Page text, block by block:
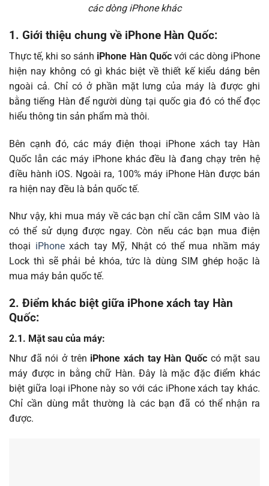
các dòng iPhone khác
1. Giới thiệu chung về iPhone Hàn Quốc:
Thực tế, khi so sánh iPhone Hàn Quốcvới các dòng iPhone
hiện nay không có gì khác biệt về thiết kế kiểu dáng bên
ngoài cả. Chỉ có ở phần mặt lưng của máy là được ghi
bằng tiếng Hàn để người dùng tại quốc gia đó có thể đọc
hiểu thông tin sản phẩm mà thôi.
Bên cạnh đó, các máy điện thoại iPhone xách tay Hàn
Quốc lẫn các máy iPhone khác đều là đang chạy trên hệ
điều hành iOS. Ngoài ra, 100% máy iPhone Hàn được bán
ra hiện nay đều là bản quốc tế.
Như vậy, khi mua máy về các bạn chỉ cần cắm SIM vào là
có thể sử dụng được ngay. Còn nếu các bạn mua điện
thoại iPhonexách tay Mỹ, Nhật có thể mua nhầm máy
Lock thì sẽ phải bẻ khóa, tức là dùng SIM ghép hoặc là
mua máy bản quốc tế.
2. Điểm khác biệt giữa iPhone xách tay Hàn
Quốc:
2.1. Mặt sau của máy:
Như đã nói ở trên iPhone xách tay Hàn Quốc có mặt sau
máy được in bằng chữ Hàn. Đây là mặc đặc điểm khác
biệt giữa loại iPhone này so với các iPhone xách tay khác.
Chỉ cần dùng mắt thường là các bạn đã có thể nhận ra
được.